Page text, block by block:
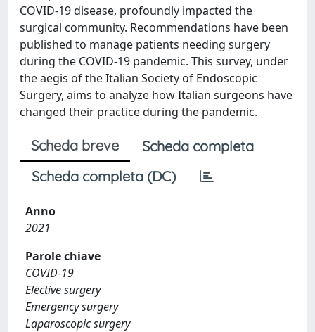
COVID-19 disease, profoundly impacted the
surgical community. Recommendations have been
published to manage patients needing surgery
during the COVID-19 pandemic. This survey, under
the aegis of the Italian Society of Endoscopic
Surgery, aims to analyze how Italian surgeons have
changed their practice during the pandemic.
Scheda breve
Scheda completa
Scheda completa (DC)
Anno
2021
Parole chiave
COVID-19
Elective surgery
Emergency surgery
Laparoscopic surgery